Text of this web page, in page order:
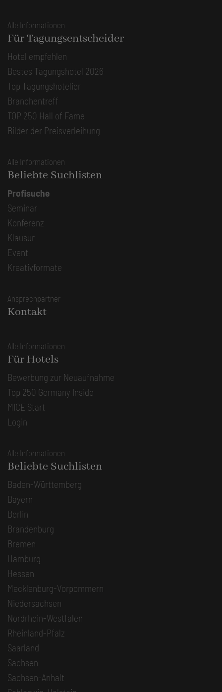
Alle Informationen
Für Tagungsentscheider
Hotel empfehlen
Bestes Tagungshotel 2026
Top Tagungshotelier
Branchentreff
TOP 250 Hall of Fame
Bilder der Preisverleihung
Alle Informationen
Beliebte Suchlisten
Profisuche
Seminar
Konferenz
Klausur
Event
Kreativformate
Ansprechpartner
Kontakt
Alle Informationen
Für Hotels
Bewerbung zur Neuaufnahme
Top 250 Germany Inside
MICE Start
Login
Alle Informationen
Beliebte Suchlisten
Baden-Württemberg
Bayern
Berlin
Brandenburg
Bremen
Hamburg
Hessen
Mecklenburg-Vorpommern
Niedersachsen
Nordrhein-Westfalen
Rheinland-Pfalz
Saarland
Sachsen
Sachsen-Anhalt